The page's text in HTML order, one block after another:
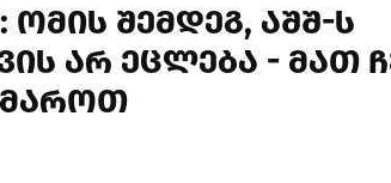
შემდეგ, აშშ-ს
არ ეცლება - მათ